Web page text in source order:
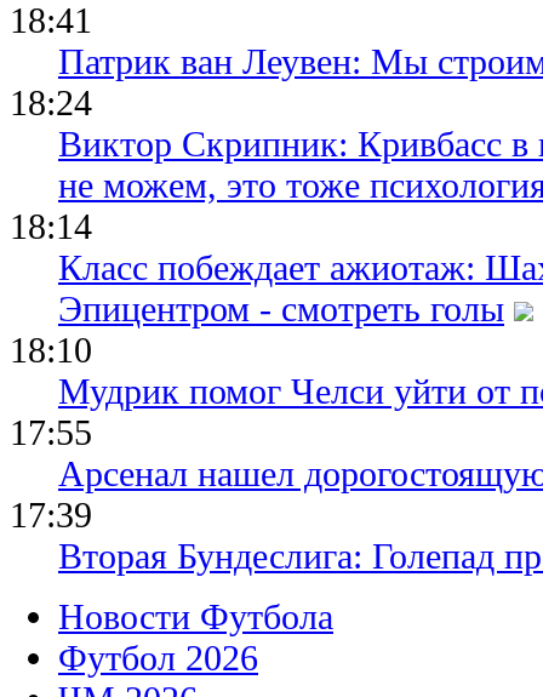
18:41
Патрик ван Леувен: Мы
18:24
Виктор Скрипник: Кривбасс в
не можем, это тоже
18:14
Класс побеждает ажиотаж:
Эпицентром - смотреть голы
18:10
Мудрик помог Челси уйти от
17:55
Арсенал нашел
17:39
Вторая Бундеслига: Голепад
Новости Футбола
Футбол 2026